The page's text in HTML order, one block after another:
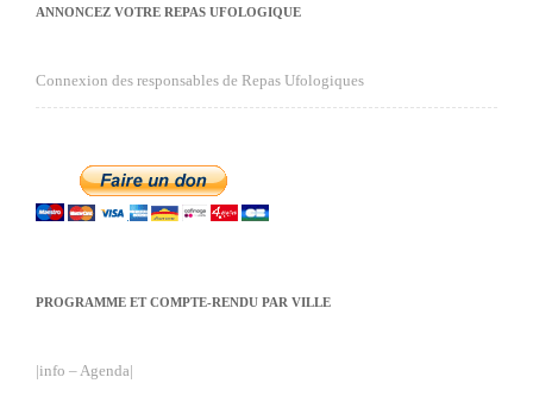
ANNONCEZ VOTRE REPAS UFOLOGIQUE
Connexion des responsables de Repas Ufologiques
PROGRAMME ET COMPTE-RENDU PAR VILLE
|info – Agenda|